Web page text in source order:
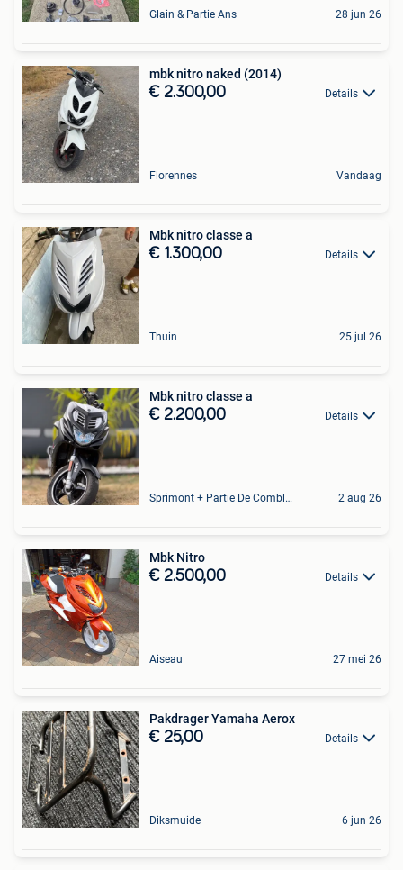
Glain & Partie Ans 28 jun 26
mbk nitro naked (2014)
€ 2.300,00 Details
Florennes Vandaag
Mbk nitro classe a
€ 1.300,00 Details
Thuin 25 jul 26
Mbk nitro classe a
€ 2.200,00 Details
Sprimont + Partie De Comblain-Au-Pont 2 aug 26
Mbk Nitro
€ 2.500,00 Details
Aiseau 27 mei 26
Pakdrager Yamaha Aerox
€ 25,00 Details
Diksmuide 6 jun 26